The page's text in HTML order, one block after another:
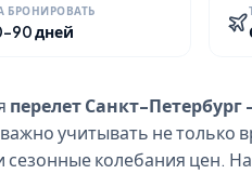
БРОНИРОВАТЬ
90 дней
перелет Санкт-Петербург
важно учитывать не только
сезонные колебания цен.